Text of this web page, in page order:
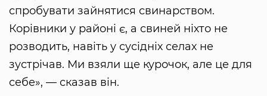
спробувати зайнятися свинарством.
Корівники у районі є, а свиней ніхто не
розводить, навіть у сусідніх селах не
зустрічав. Ми взяли ще курочок, але це для
себе», — сказав він.